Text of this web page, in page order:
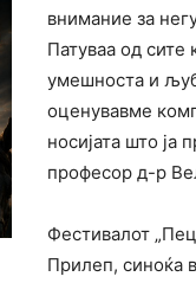
внимание за
Патуваа од сите
умешноста и
оценувавме
носијата што ја
професор д-р
Фестивалот
Прилеп, синоќа